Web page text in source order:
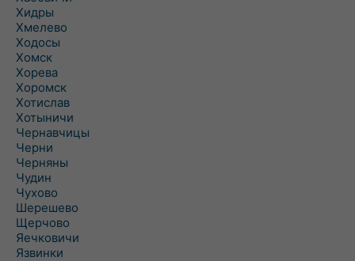
Хидры
Хмелево
Ходосы
Хомск
Хорева
Хоромск
Хотислав
Хотыничи
Чернавчицы
Черни
Черняны
Чудин
Чухово
Шерешево
Щерчово
Яечковичи
Язвинки